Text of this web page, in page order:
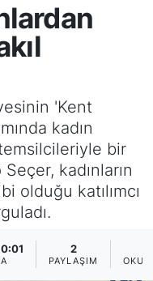
'Kent
kadın
bir
kadınların
olduğu katılımcı
2
PAYLAŞIM
Fikstür